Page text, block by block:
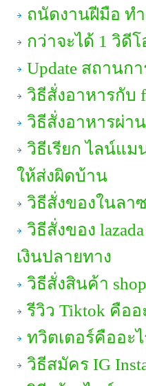
ถนัดงานฝีมือ ท
กว่าจะได้ 1 วิดีโ
Update สถานก
วิธีสั่งอาหารกับ
วิธีสั่งอาหารผ่า
วิธีเรียก ไลน์แม
ให้ส่งผิดบ้าน
วิธีสั่งของในลา
วิธีสั่งของ
เงินปลายทาง
วิธีสั่งสินค้า
รีวิว Tiktok คืออ
ทวิตเตอร์คืออะ
วิธีสมัคร IG